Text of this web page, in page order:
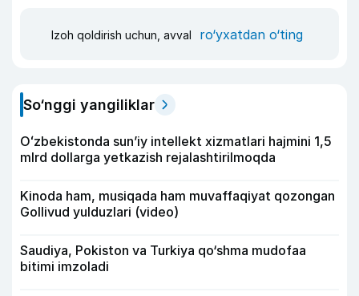
Izoh qoldirish uchun, avval ro‘yxatdan o‘ting
So‘nggi yangiliklar
Oʻzbekistonda sunʼiy intellekt xizmatlari hajmini 1,5
mlrd dollarga yetkazish rejalashtirilmoqda
Kinoda ham, musiqada ham muvaffaqiyat qozongan
Gollivud yulduzlari (video)
Saudiya, Pokiston va Turkiya qo‘shma mudofaa
bitimi imzoladi